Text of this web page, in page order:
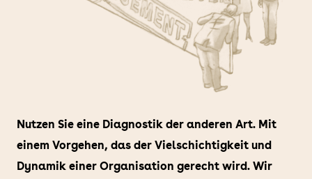
Nutzen Sie eine Diagnostik der anderen Art. Mit
einem Vorgehen, das der Vielschichtigkeit und
Dynamik einer Organisation gerecht wird. Wir